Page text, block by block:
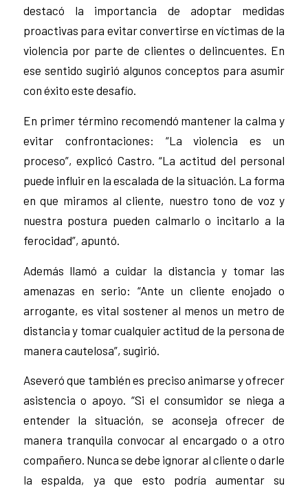
destacó la importancia de adoptar medidas
proactivas para evitar convertirse en víctimas de la
violencia por parte de clientes o delincuentes. En
ese sentido sugirió algunos conceptos para asumir
con éxito este desafío.
En primer término recomendó mantener la calma y
evitar confrontaciones: “La violencia es un
proceso”, explicó Castro. “La actitud del personal
puede influir en la escalada de la situación. La forma
en que miramos al cliente, nuestro tono de voz y
nuestra postura pueden calmarlo o incitarlo a la
ferocidad”, apuntó.
Además llamó a cuidar la distancia y tomar las
amenazas en serio: “Ante un cliente enojado o
arrogante, es vital sostener al menos un metro de
distancia y tomar cualquier actitud de la persona de
manera cautelosa”, sugirió.
Aseveró que también es preciso animarse y ofrecer
asistencia o apoyo. “Si el consumidor se niega a
entender la situación, se aconseja ofrecer de
manera tranquila convocar al encargado o a otro
compañero. Nunca se debe ignorar al cliente o darle
la espalda, ya que esto podría aumentar su